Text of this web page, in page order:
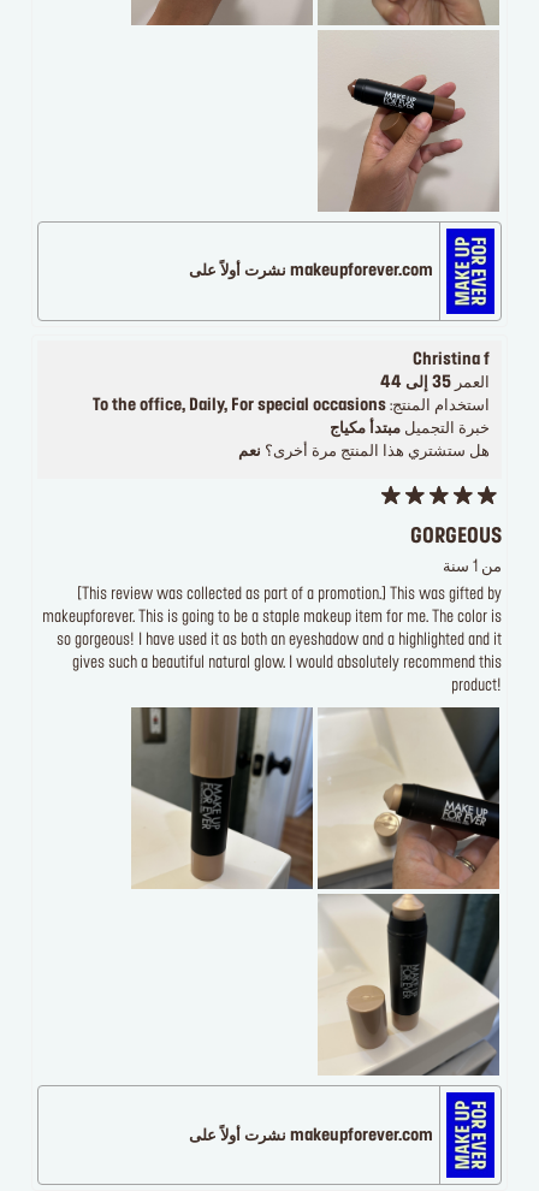
makeupforever.com نشرت أولاً على
Christina f
العمر 35 إلى 44
استخدام المنتج: To the office, Daily, For special occasions
خبرة التجميل مبتدأ مكياج
هل ستشتري هذا المنتج مرة أخرى؟ نعم
GORGEOUS
من 1 سنة
[This review was collected as part of a promotion.] This was gifted by
makeupforever. This is going to be a staple makeup item for me. The color is
so gorgeous! I have used it as both an eyeshadow and a highlighted and it
gives such a beautiful natural glow. I would absolutely recommend this
product!
makeupforever.com نشرت أولاً على